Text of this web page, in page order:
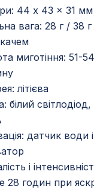
44 x 43 x 31 мм
вага: 28 г / 38 г
миготіння: 51-
літієва
білий
датчик води
і
28 годин при